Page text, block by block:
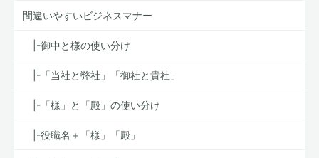
間違いやすいビジネスマナー
|-御中と様の使い分け
|-「当社と弊社」「御社と貴社」
|-「様」と「殿」の使い分け
|-役職名＋「様」「殿」